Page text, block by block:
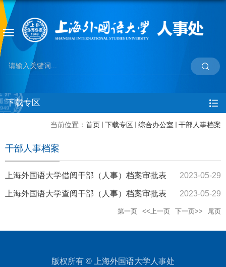
下载专区
当前位置： 首页 下载专区 综合办公室 干部人事档案
干部人事档案
上海外国语大学借阅干部（人事）档案审批表 2023-05-29
上海外国语大学查阅干部（人事）档案审批表 2023-05-29
第一页 <<上一页 下一页>> 尾页
版权所有 © 上海外国语大学人事处